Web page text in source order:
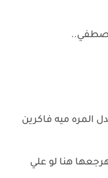
المره ميه فاكرين
هنا لو علي